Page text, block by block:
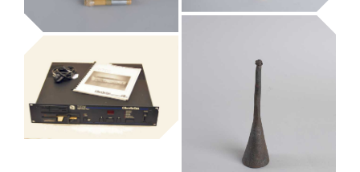
ayotl
Museu de la Música de Barcelona